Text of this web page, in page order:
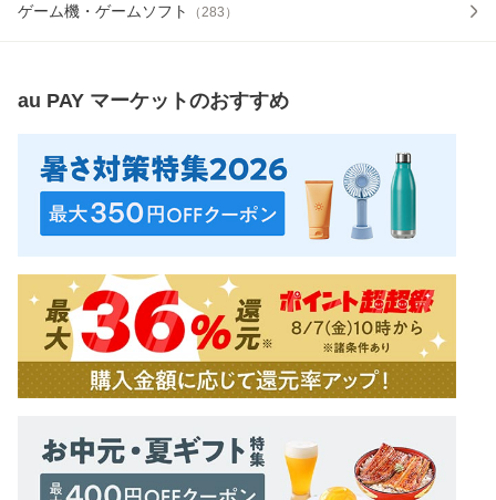
ゲーム機・ゲームソフト （283 ）
au PAY マーケットのおすすめ